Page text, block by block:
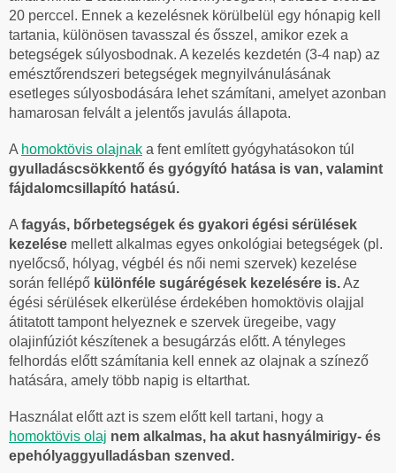
20 perccel. Ennek a kezelésnek körülbelül egy hónapig kell
tartania, különösen tavasszal és ősszel, amikor ezek a
betegségek súlyosbodnak. A kezelés kezdetén (3-4 nap) az
emésztőrendszeri betegségek megnyilvánulásának
esetleges súlyosbodására lehet számítani, amelyet azonban
hamarosan felvált a jelentős javulás állapota.
A homoktövis olajnak a fent említett gyógyhatásokon túl
gyulladáscsökkentő és gyógyító hatása is van, valamint
fájdalomcsillapító hatású.
A fagyás, bőrbetegségek és gyakori égési sérülések
kezelése mellett alkalmas egyes onkológiai betegségek (pl.
nyelőcső, hólyag, végbél és női nemi szervek) kezelése
során fellépő különféle sugárégések kezelésére is.Az
égési sérülések elkerülése érdekében homoktövis olajjal
átitatott tampont helyeznek e szervek üregeibe, vagy
olajinfúziót készítenek a besugárzás előtt. A tényleges
felhordás előtt számítania kell ennek az olajnak a színező
hatására, amely több napig is eltarthat.
Használat előtt azt is szem előtt kell tartani, hogy a
homoktövis olaj nem alkalmas, ha akut hasnyálmirigy- és
epehólyaggyulladásban szenved.